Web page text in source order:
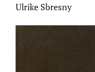
Ulrike Sbresny